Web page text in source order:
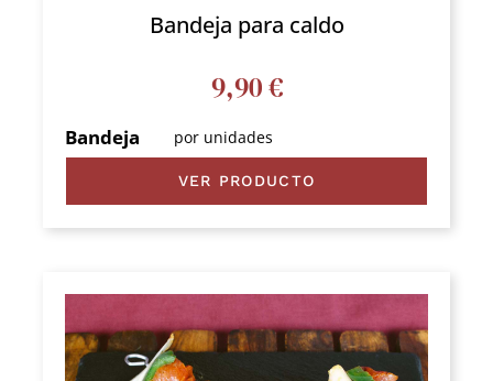
Bandeja para caldo
9,90€
Bandeja por unidades
VER PRODUCTO